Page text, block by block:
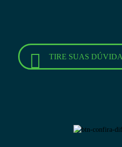
TIRE SUAS